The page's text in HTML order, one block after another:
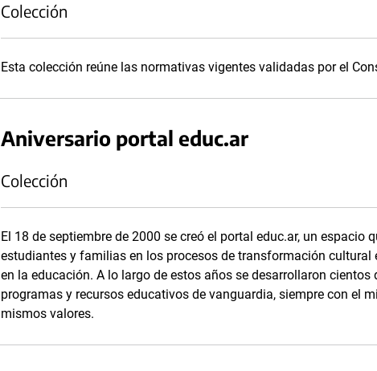
Colección
Esta colección reúne las normativas vigentes validadas por el
Aniversario portal educ.ar
Colección
El 18 de septiembre de 2000 se creó el portal educ.ar, un espacio
estudiantes y familias en los procesos de transformación cultural
en la educación. A lo largo de estos años se desarrollaron cientos
programas y recursos educativos de vanguardia, siempre con el
mismos valores.